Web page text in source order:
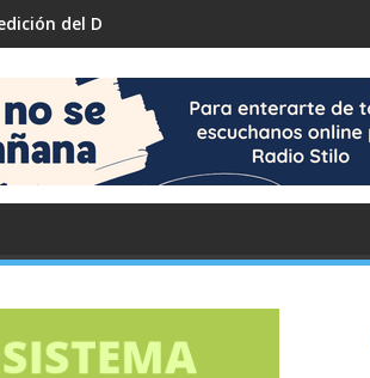
del Desafío ECO YPF